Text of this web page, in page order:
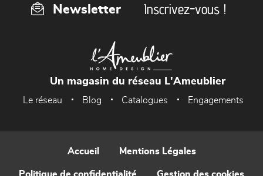
Newsletter Inscrivez-vous !
Un magasin du réseau L'Ameublier
Le réseau Blog Catalogues Engagements
Accueil Mentions Légales